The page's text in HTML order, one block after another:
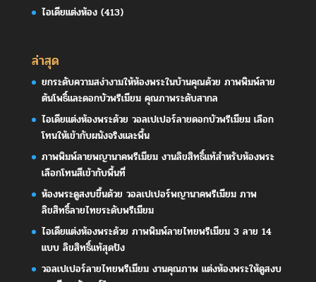
ไอเดียแต่งห้อง(413)
ล่าสุด
ยกระดับความสง่างามให้ห้องพระในบ้านคุณด้วย ภาพพิมพ์ลาย
ต้นโพธิ์และดอกบัวพรีเมียม คุณภาพระดับสากล
ไอเดียแต่งห้องพระด้วย วอลเปเปอร์ลายดอกบัวพรีเมียม เลือก
โทนให้เข้ากับผนังจริงและพื้น
ภาพพิมพ์ลายพญานาคพรีเมียม งานลิขสิทธิ์แท้สำหรับห้องพระ
เลือกโทนสีเข้ากับพื้นที่
ห้องพระดูสงบขึ้นด้วย วอลเปเปอร์พญานาคพรีเมียม ภาพ
ลิขสิทธิ์ลายไทยระดับพรีเมียม
ไอเดียแต่งห้องพระด้วย ภาพพิมพ์ลายไทยพรีเมียม 3 ลาย 14
แบบ ลิขสิทธิ์แท้สุดปัง
วอลเปเปอร์ลายไทยพรีเมียม งานคุณภาพ แต่งห้องพระให้ดูสงบ